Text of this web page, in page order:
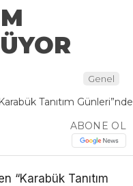
Genel
ABONE OL
“Karabük Tanıtım